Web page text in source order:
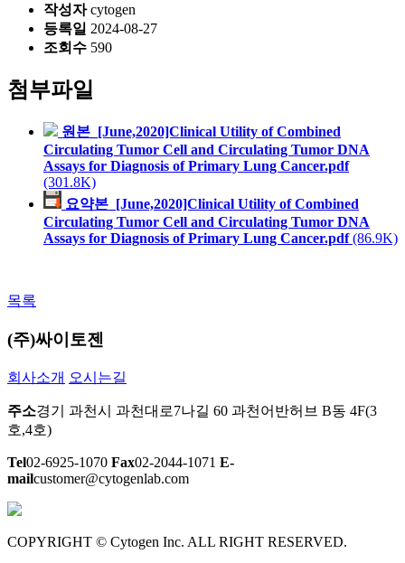
작성자 cytogen
등록일 2024-08-27
조회수 590
첨부파일
원본_[June,2020]Clinical Utility of Combined
Circulating Tumor Cell and Circulating Tumor DNA
Assays for Diagnosis of Primary Lung Cancer.pdf
(301.8K)
요약본_[June,2020]Clinical Utility of Combined
Circulating Tumor Cell and Circulating Tumor DNA
Assays for Diagnosis of Primary Lung Cancer.pdf(86.9K)
목록
(주)싸이토젠
회사소개 오시는길
주소경기 과천시 과천대로7나길 60 과천어반허브 B동 4F(3
호,4호)
Tel02-6925-1070 Fax02-2044-1071 E-
mailcustomer@cytogenlab.com
COPYRIGHT © Cytogen Inc. ALL RIGHT RESERVED.